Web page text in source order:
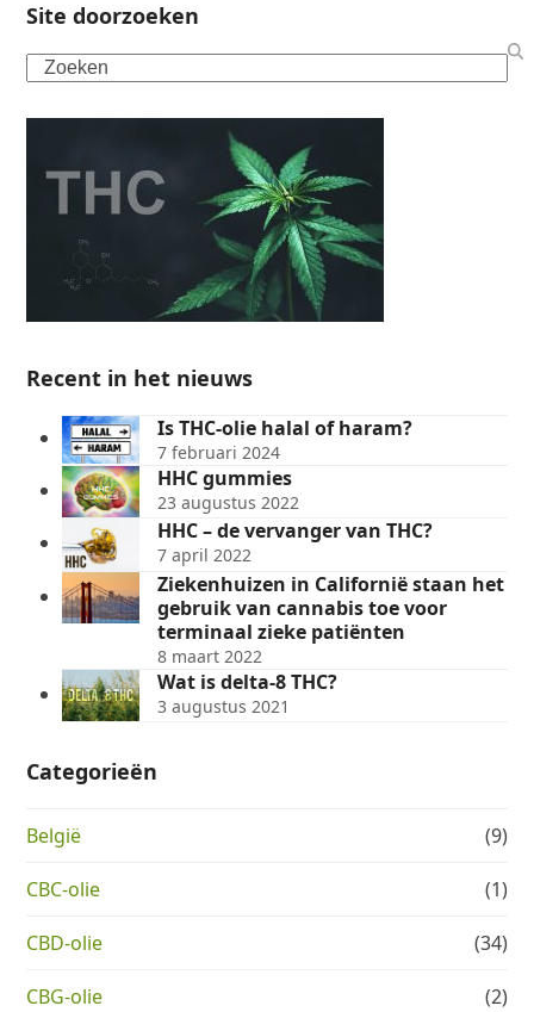
Site doorzoeken
Search
Recent in het nieuws
Is THC-olie halal of haram?
7 februari 2024
HHC gummies
23 augustus 2022
HHC – de vervanger van THC?
7 april 2022
Ziekenhuizen in Californië staan het
gebruik van cannabis toe voor
terminaal zieke patiënten
8 maart 2022
Wat is delta-8 THC?
3 augustus 2021
Categorieën
België (9)
CBC-olie (1)
CBD-olie (34)
CBG-olie (2)